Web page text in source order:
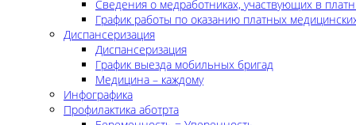
Сведения о медработниках, участвующих в
График работы по оказанию платных
Диспансеризация
Диспансеризация
График выезда мобильных бригад
Медицина – каждому
Инфографика
Профилактика аботрта